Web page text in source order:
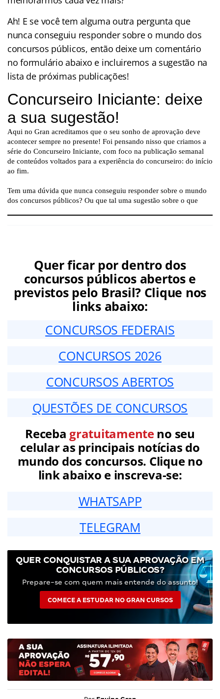
Ah! E se você tem alguma outra pergunta que
nunca conseguiu responder sobre o mundo dos
concursos públicos, então deixe um comentário
no formulário abaixo e incluiremos a sugestão na
lista de próximas publicações!
Quer ficar por dentro dos
concursos públicos abertos e
previstos pelo Brasil? Clique nos
links abaixo:
CONCURSOS FEDERAIS
CONCURSOS 2026
CONCURSOS ABERTOS
QUESTÕES DE CONCURSOS
Receba gratuitamenteno seu
celular as principais notícias do
mundo dos concursos. Clique no
link abaixo e inscreva-se:
WHATSAPP
TELEGRAM
QUER CONQUISTAR A SUA APROVAÇÃO EM
CONCURSOS PÚBLICOS?
Prepare-se com quem mais entende do assunto!
COMECE A ESTUDAR NO GRAN CURSOS